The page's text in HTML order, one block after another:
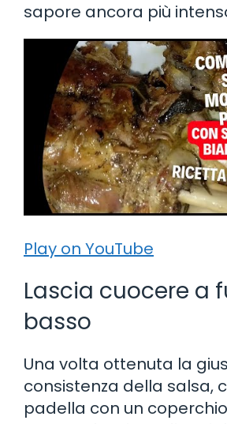
sapore ancora più
Play on YouTube
Lascia cuocere a
basso
Una volta ottenuta la
consistenza della salsa,
padella con un